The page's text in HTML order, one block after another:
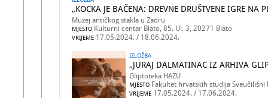
„KOCKA JE BAČENA: DREVNE DRUŠTVENE IGRE NA
Muzej antičkog stakla u Zadru
MJESTO Kulturni centar Blato, 85. Ul. 3, 20271 Blato
VRIJEME 17.05.2024. / 18.06.2024.
IZLOŽBA
„JURAJ DALMATINAC IZ ARHIVA
Gliptoteka HAZU
MJESTO Fakultet hrvatskih studija
VRIJEME 17.05.2024. / 17.06.2024.